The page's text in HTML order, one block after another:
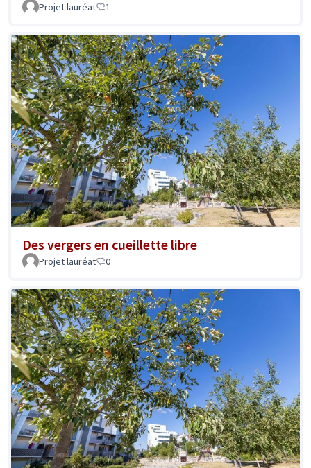
Projet lauréat 1
Des vergers en cueillette libre
Projet lauréat 0